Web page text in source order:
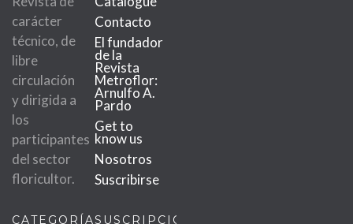
carácter
técnico, de
libre
circulación
y dirigida a
los
participantes
del sector
floricultor.
Contacto
El fundador
de la
Revista
Metroflor:
Arnulfo A.
Pardo
Get to
know us
Nosotros
Suscribirse
CATEGORÍASSUSCRIPCIÓN